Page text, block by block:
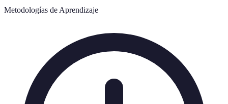
Metodologías de Aprendizaje